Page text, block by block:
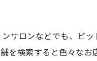
サロンなどでも、ビッ
を検索すると色々なお